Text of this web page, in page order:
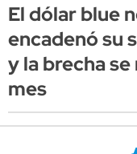
El dólar blue
encadenó su
y la brecha
mes